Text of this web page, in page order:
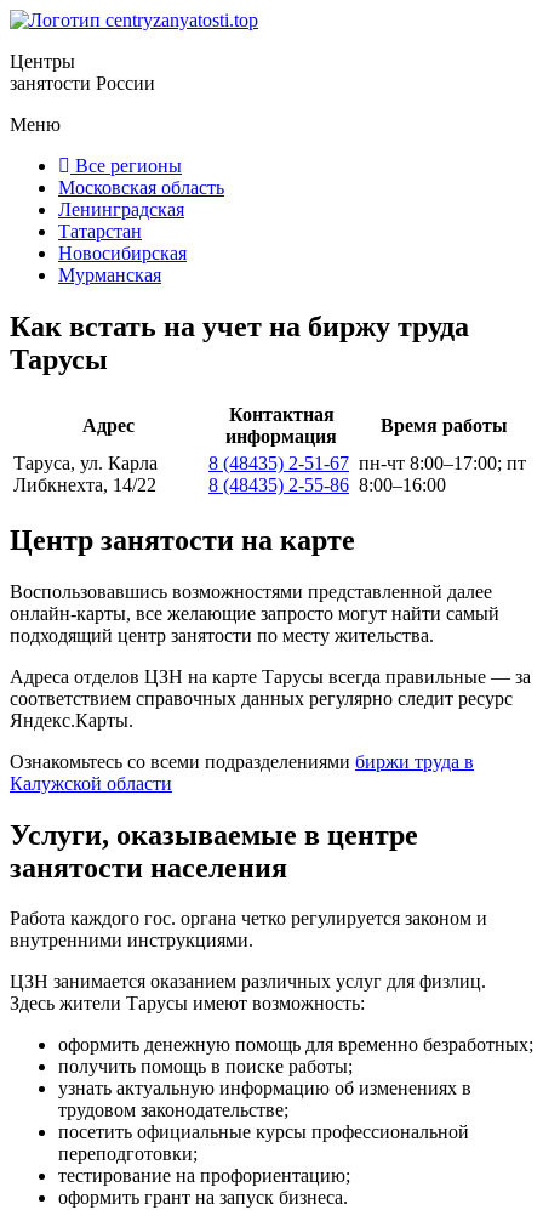
Центры
занятости России
Меню
Все регионы
Московская область
Ленинградская
Татарстан
Новосибирская
Мурманская
Как встать на учет на биржу труда
Тарусы
Адрес
Контактная
информация
Время работы
Таруса, ул. Карла
Либкнехта, 14/22
8 (48435) 2-51-67
8 (48435) 2-55-86
пн-чт 8:00–17:00; пт
8:00–16:00
Центр занятости на карте
Воспользовавшись возможностями представленной далее
онлайн-карты, все желающие запросто могут найти самый
подходящий центр занятости по месту жительства.
Адреса отделов ЦЗН на карте Тарусы всегда правильные — за
соответствием справочных данных регулярно следит ресурс
Яндекс.Карты.
Ознакомьтесь со всеми подразделениями биржи труда в
Калужской области
Услуги, оказываемые в центре
занятости населения
Работа каждого гос. органа четко регулируется законом и
внутренними инструкциями.
ЦЗН занимается оказанием различных услуг для физлиц.
Здесь жители Тарусы имеют возможность:
оформить денежную помощь для временно безработных;
получить помощь в поиске работы;
узнать актуальную информацию об изменениях в
трудовом законодательстве;
посетить официальные курсы профессиональной
переподготовки;
тестирование на профориентацию;
оформить грант на запуск бизнеса.